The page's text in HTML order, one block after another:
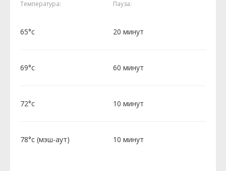
Температура: Пауза:
65°c 20 минут
69°c 60 минут
72°c 10 минут
78°c (мэш-аут) 10 минут